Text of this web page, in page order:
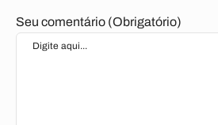
Seu comentário (Obrigatório)